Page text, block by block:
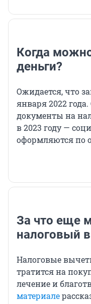
Когда
деньги?
Ожидается, что
января 2022
документы на
в 2023 году —
оформляются по
За что еще
налоговый
Налоговые
тратится на
лечение и
материале